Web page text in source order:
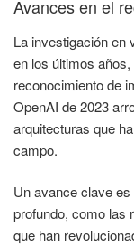
Avances en el
La investigación en
en los últimos
reconocimiento de
OpenAI de 2023
arquitecturas que
campo.
Un avance clave
profundo, como las
que han